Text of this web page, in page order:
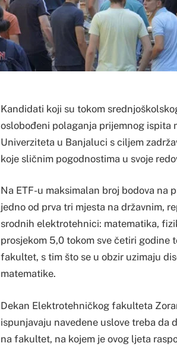
Kandidati koji su tokom
oslobođeni polaganja prijemnog ispita
Univerziteta u Banjaluci s ciljem
koje sličnim pogodnostima u svoje
Na ETF-u maksimalan broj bodova na
jedno od prva tri mjesta na državnim,
srodnih elektrotehnici: matematika,
prosjekom 5,0 tokom sve četiri godine
fakultet, s tim što se u obzir uzimaju
matematike.
Dekan Elektrotehničkog fakulteta
ispunjavaju navedene uslove treba da
na fakultet, na kojem je ovog ljeta